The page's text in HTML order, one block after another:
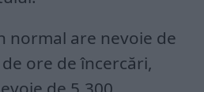
normal are nevoie de
ore de încercări,